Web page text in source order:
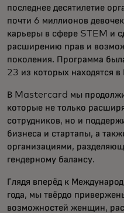
последнее десятилетие
почти 6 миллионов
карьеры в сфере STEM и
расширению прав и
поколения. Программа
23 из которых находятся в
В Mastercard мы
которые не только
сотрудников, но и
бизнеса и стартапы, а
организациями,
гендерному балансу.
Глядя вперёд к
года, мы твёрдо
возможностей женщин,